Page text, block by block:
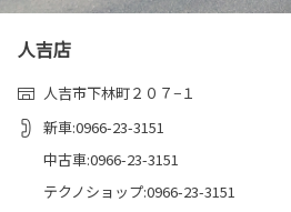
人吉店
人吉市下林町２０７−１
新車:0966-23-3151
中古車:0966-23-3151
テクノショップ:0966-23-3151